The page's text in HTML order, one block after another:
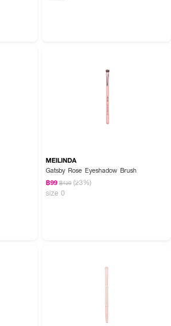
MEILINDA
Gatsby Rose Eyeshadow Brush
฿99 ฿129 (23%)
size 0